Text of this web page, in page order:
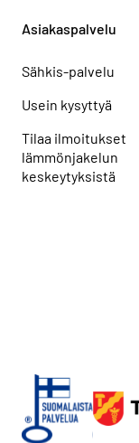
Asiakaspalvelu
Sähkis-palvelu
Usein kysyttyä
Tilaa ilmoitukset
lämmönjakelun
keskeytyksistä